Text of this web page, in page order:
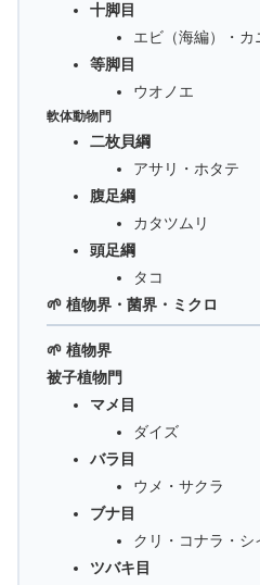
十脚目
エビ（海編）・カ
等脚目
ウオノエ
軟体動物門
二枚貝綱
アサリ・ホタテ
腹足綱
カタツムリ
頭足綱
タコ
🌱 植物界・菌界・ミクロ
🌱 植物界
被子植物門
マメ目
ダイズ
バラ目
ウメ・サクラ
ブナ目
クリ・コナラ・シ
ツバキ目